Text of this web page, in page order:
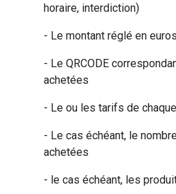
horaire, interdiction)
- Le montant réglé en euros
- Le QRCODE
achetées
- Le ou les tarifs de
- Le cas échéant, le
achetées
- le cas échéant, les